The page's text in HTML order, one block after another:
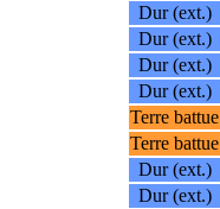
Dur (ext.)
Dur (ext.)
Dur (ext.)
Dur (ext.)
Terre battue
Terre battue
Dur (ext.)
Dur (ext.)